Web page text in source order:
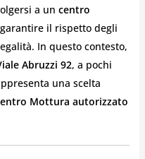
a un centro
il rispetto degli
In questo contesto,
Abruzzi 92, a pochi
una scelta
Mottura autorizzato